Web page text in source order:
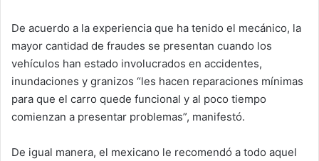
De acuerdo a la experiencia que ha tenido el mecánico, la
mayor cantidad de fraudes se presentan cuando los
vehículos han estado involucrados en accidentes,
inundaciones y granizos “les hacen reparaciones mínimas
para que el carro quede funcional y al poco tiempo
comienzan a presentar problemas”, manifestó.
De igual manera, el mexicano le recomendó a todo aquel